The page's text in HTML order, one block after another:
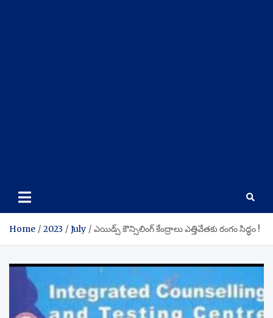
Home 2023 July ఎయిడ్స్ కౌన్సిలింగ్ కేంద్రాలు ఎత్తివేతకు రంగం సిద్ధం !